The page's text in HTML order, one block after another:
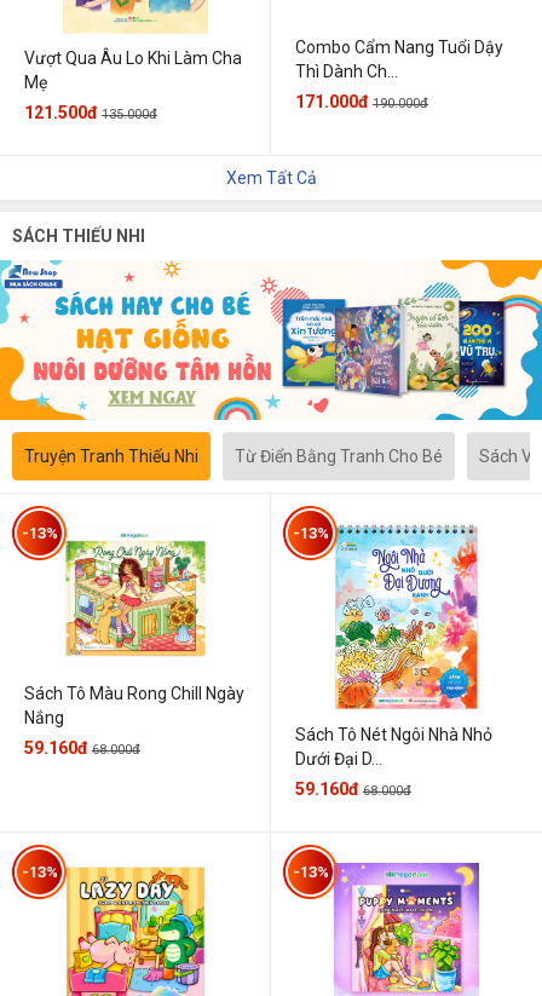
Vượt Qua Âu Lo Khi Làm Cha
Mẹ
121.500đ 135.000đ
Combo Cẩm Nang Tuổi Dậy
Thì Dành Ch...
171.000đ 190.000đ
Xem Tất Cả
SÁCH THIẾU NHI
Truyện Tranh Thiếu Nhi Từ Điển Bằng Tranh Cho Bé Sách
Sách Tô Màu Rong Chill Ngày
Nắng
-13%
59.160đ 68.000đ
Sách Tô Nét Ngôi Nhà Nhỏ
Dưới Đại D...
-13%
59.160đ 68.000đ
-13% -13%